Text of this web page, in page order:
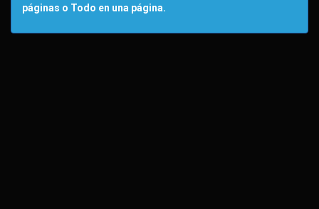
páginas o Todo en una página.